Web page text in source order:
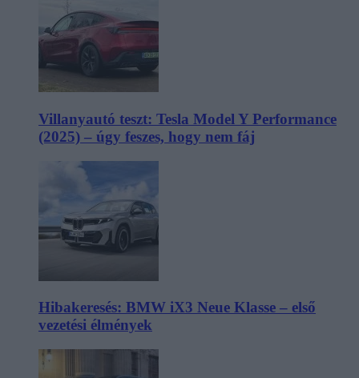
Villanyautó teszt: Tesla Model Y Performance
(2025) – úgy feszes, hogy nem fáj
Hibakeresés: BMW iX3 Neue Klasse – első
vezetési élmények